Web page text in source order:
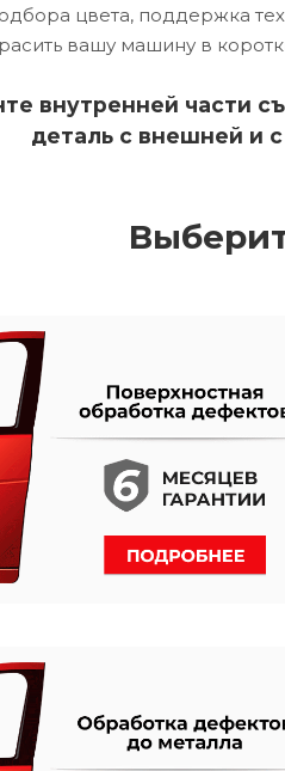
цвета, поддержка
вашу машину в
внутренней части
деталь с внешней и